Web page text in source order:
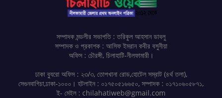
সম্পাদক মন্ডলীর সভাপতি : তরিকুল আহসান ডাবলু
সম্পাদক ও প্রকাশক : আসিফ ইমরান কবীর বসুনীয়া
অফিস : চৌরঙ্গী, চিলাহাটি-নীলফামারী।
ঢাকা ব্যুরো অফিস : ২৩/৩, তোপখানা রোড,হোটেল সম্রাট (৪র্থ তলা),
সেগুনবাগিচা,ঢাকা-১০০০। হটলাইন : ০১৭৫০৫১৬৬৫০, সম্পাদক : ০১৭১০৬০৫৮৭১,
ই- মেইল : chilahatiweb@gmail.com